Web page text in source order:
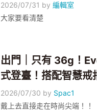
2026/07/31 by編輯室
大家要看清楚
出門｜只有 36g！
式登臺！搭配智慧戒
2026/07/30 by Spac1
戴上去直接走在時尚尖端！！